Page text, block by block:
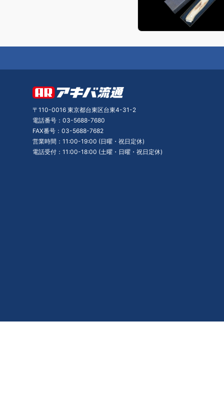
〒110-0016 東京都台東区台東4-31-2
電話番号：03-5688-7680
FAX番号：03-5688-7682
営業時間：11:00-19:00 (日曜・祝日定休)
電話受付：11:00-18:00 (土曜・日曜・祝日定休)